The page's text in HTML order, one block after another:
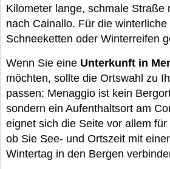
Kilometer lange, schmale Straße
nach Cainallo. Für die
Schneeketten oder Winterreifen
Wenn Sie eine Unterkunft in
möchten, sollte die Ortswahl zu
passen: Menaggio ist kein
sondern ein Aufenthaltsort am
eignet sich die Seite vor allem
ob Sie See- und Ortszeit mit
Wintertag in den Bergen